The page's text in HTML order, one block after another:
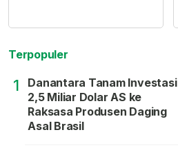
Terpopuler
1
Danantara Tanam Investasi
2,5 Miliar Dolar AS ke
Raksasa Produsen Daging
Asal Brasil